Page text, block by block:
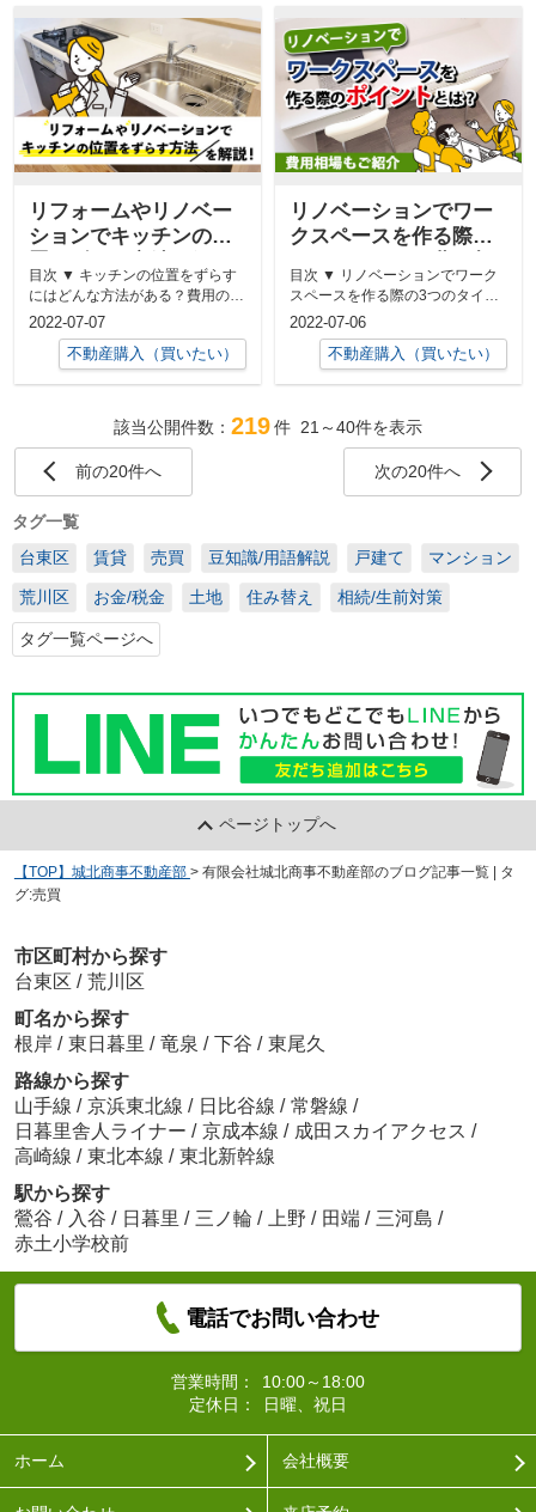
リフォームやリノベー
ションでキッチンの位
説！
目次 ▼ キッチンの位置をずらす
にはどんな方法がある？費用の目
安も解説▼ キッチンの位置をず
らす...
2022-07-07
不動産購入（買いたい）
リノベーションでワー
クスペースを作る際の
場もご紹介
目次 ▼ リノベーションでワーク
スペースを作る際の3つのタイプ
▼ ワークスペースのリノベーシ
ョン...
2022-07-06
不動産購入（買いたい）
該当公開件数： 219件 21～40件を表示
前の20件へ 次の20件へ
タグ一覧
台東区
賃貸 売買 豆知識/用語解説 戸建て マンション
荒川区 お金/税金 土地 住み替え 相続/生前対策
タグ一覧ページへ
ページトップへ
【TOP】城北商事不動産部 > 有限会社城北商事不動産部のブログ記事一覧 | タ
グ:売買
市区町村から探す
台東区 / 荒川区
町名から探す
根岸 / 東日暮里 / 竜泉 / 下谷 / 東尾久
路線から探す
山手線 / 京浜東北線 / 日比谷線 / 常磐線 /
日暮里舎人ライナー / 京成本線 / 成田スカイアクセス /
高崎線 / 東北本線 / 東北新幹線
駅から探す
鶯谷 / 入谷 / 日暮里 / 三ノ輪 / 上野 / 田端 / 三河島 /
赤土小学校前
電話でお問い合わせ
営業時間：
10:00～18:00
定休日：
日曜、祝日
ホーム 会社概要